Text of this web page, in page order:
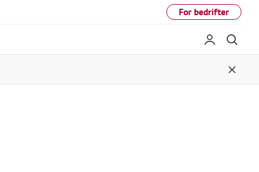
For bedrifter
My LG
Close